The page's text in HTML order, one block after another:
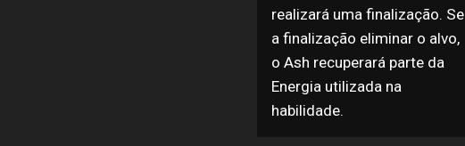
realizará uma finalização. Se
a finalização eliminar o alvo,
o Ash recuperará parte da
Energia utilizada na
habilidade.